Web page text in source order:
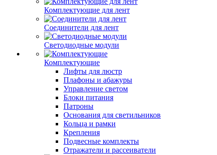
Комплектующие для лент
Соединители для лент
Светодиодные модули
Комплектующие
Лифты для люстр
Плафоны и абажуры
Управление светом
Блоки питания
Патроны
Основания для светильников
Кольца и рамки
Крепления
Подвесные комплекты
Отражатели и рассеиватели